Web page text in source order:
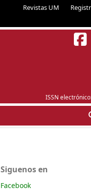
Revistas UM
ISSN
Siguenos en
Facebook